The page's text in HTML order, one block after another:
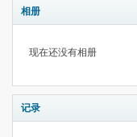
相册
现在还没有相册
记录